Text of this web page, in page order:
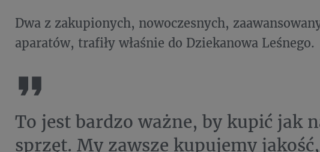
Dwa z zakupionych, nowoczesnych,
aparatów, trafiły właśnie do Dziekanowa Leśnego.
To jest bardzo ważne, by kupić jak
sprzęt. My zawsze kupujemy